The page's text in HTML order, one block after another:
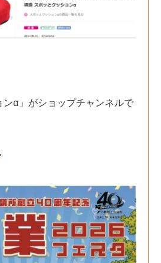
ンα」がショップチャンネルで